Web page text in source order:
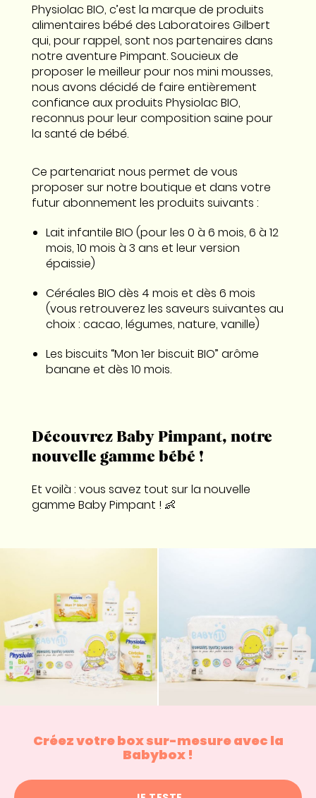
Physiolac BIO, c’est la marque de produits
alimentaires bébé des Laboratoires Gilbert
qui, pour rappel, sont nos partenaires dans
notre aventure Pimpant. Soucieux de
proposer le meilleur pour nos mini mousses,
nous avons décidé de faire entièrement
confiance aux produits Physiolac BIO,
reconnus pour leur composition saine pour
la santé de bébé.
Ce partenariat nous permet de vous
proposer sur notre boutique et dans votre
futur abonnement les produits suivants :
Lait infantile BIO (pour les 0 à 6 mois, 6 à 12
mois, 10 mois à 3 ans et leur version
épaissie)
Céréales BIO dès 4 mois et dès 6 mois
(vous retrouverez les saveurs suivantes au
choix : cacao, légumes, nature, vanille)
Les biscuits “Mon 1er biscuit BIO” arôme
banane et dès 10 mois.
Découvrez Baby Pimpant, notre
nouvelle gamme bébé !
Et voilà : vous savez tout sur la nouvelle
gamme Baby Pimpant ! 👶
Créez votre box sur-mesure avec la
Babybox !